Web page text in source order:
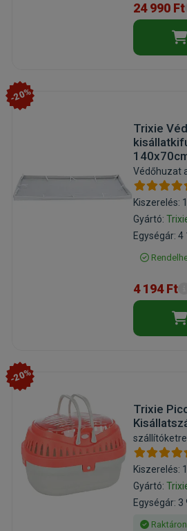
24 990 Ft
-20%
Trixie
Védőhuzat
Kiszerelés:
Gyártó:
Egységár: 4
4 194 Ft
-20%
Trixie
Kiszerelés:
Gyártó:
Egységár: 3
Raktáron